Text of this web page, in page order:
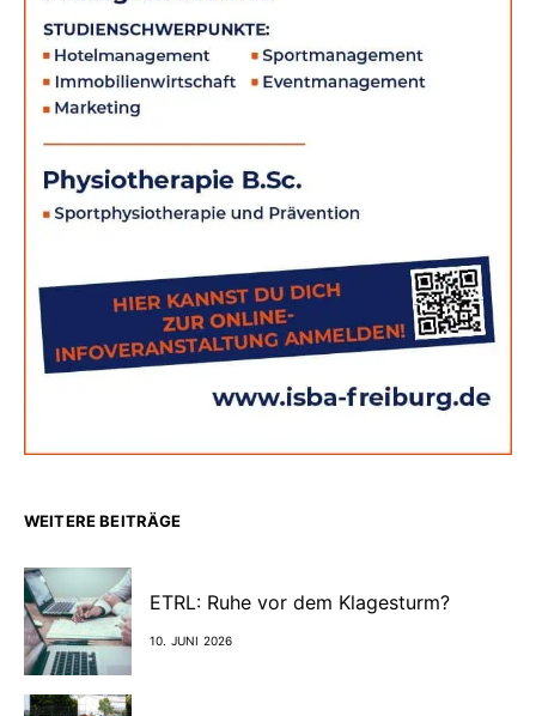
WEITERE BEITRÄGE
ETRL: Ruhe vor dem Klagesturm?
10. JUNI 2026